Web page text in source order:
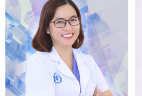
Khoa Phẫu thuật nội soi,
Khoa Phụ 1, Khoa Sản 3,
Phòng Kế hoạch tổng hợp